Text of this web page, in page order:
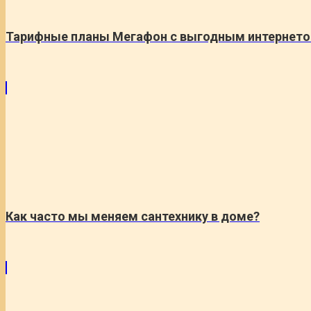
Тарифные планы Мегафон с выгодным
Как часто мы меняем сантехнику в доме?